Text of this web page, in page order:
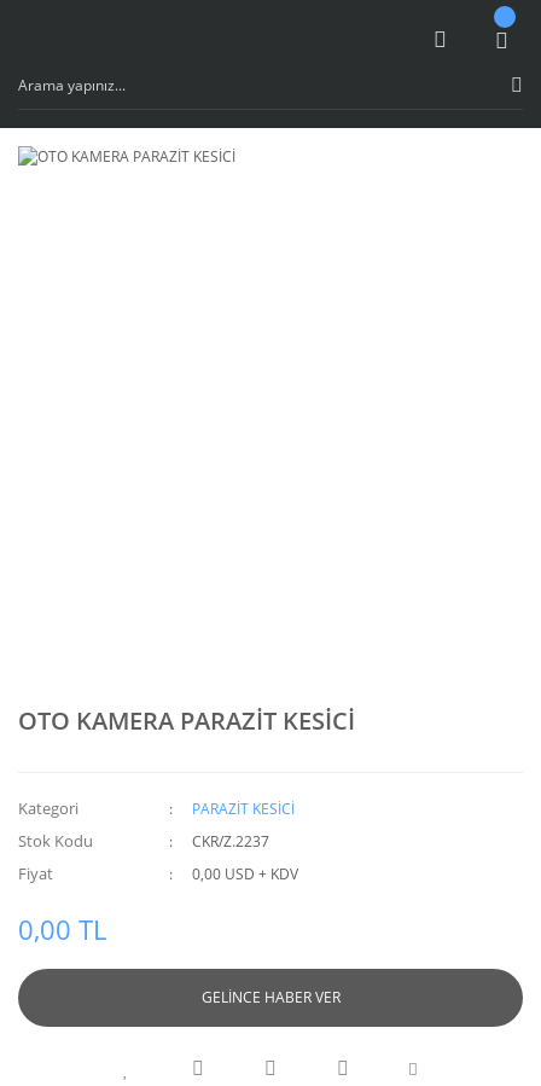
OTO KAMERA PARAZİT KESİCİ
Kategori PARAZİT KESİCİ
Stok Kodu CKR/Z.2237
Fiyat 0,00 USD + KDV
0,00 TL
GELİNCE HABER VER